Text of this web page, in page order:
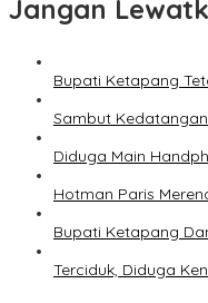
Jangan
Bupati Ketapang
Sambut
Diduga Main
Hotman Paris
Bupati Ketapang
Terciduk, Diduga